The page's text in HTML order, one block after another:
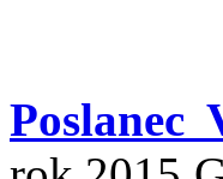
Poslanec